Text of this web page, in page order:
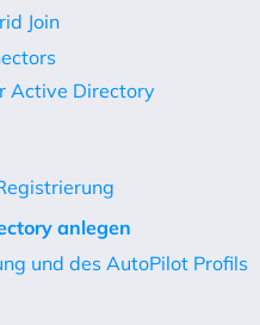
Join
Active Directory
anlegen
und des AutoPilot Profils